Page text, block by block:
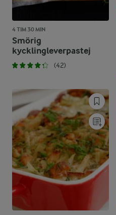
4 TIM 30 MIN
Smörig
kycklingleverpastej
(42)